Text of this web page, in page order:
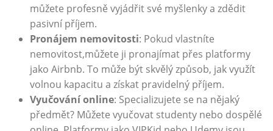
můžete ‍profesně ⁤vyjádřit své myšlenky a zdědit
pasivní​ příjem.
Pronájem nemovitosti: Pokud vlastníte
nemovitost,můžete ji pronajímat přes platformy
jako Airbnb. To ​může být skvělý způsob, jak využít
volnou kapacitu a získat pravidelný ⁣příjem.
Vyučování online: Specializujete ‌se ‌na nějaký
předmět? Můžete vyučovat studenty nebo‍ dospělé